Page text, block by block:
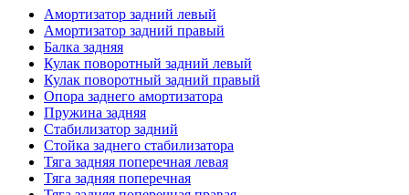
Амортизатор задний левый
Амортизатор задний правый
Балка задняя
Кулак поворотный задний левый
Кулак поворотный задний правый
Опора заднего амортизатора
Пружина задняя
Стабилизатор задний
Стойка заднего стабилизатора
Тяга задняя поперечная левая
Тяга задняя поперечная